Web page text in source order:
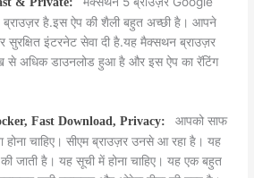
ब्राउज़र है.इस ऐप की शैली बहुत अच्छी है। आपने
इंटरनेट सेवा दी है.यह मैक्सथन ब्राउज़र
से अधिक डाउनलोड हुआ है और इस ऐप का रॅटिंग
Fast Download, Privacy:
आपको साफ
होना चाहिए। सीएम ब्राउज़र उनसे आ रहा है। यह
की जाती है। यह सूची में होना चाहिए। यह एक बहुत